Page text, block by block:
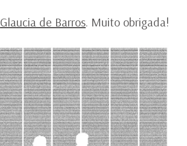
Glaucia de Barros. Muito obrigada!